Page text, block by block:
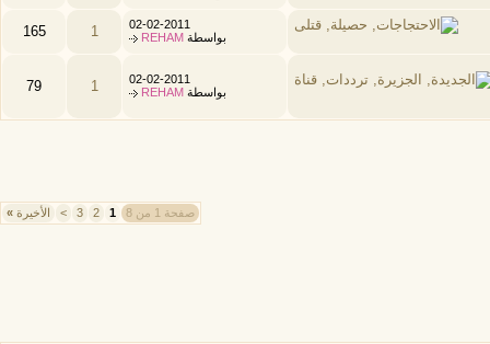
02-02-2011
بواسطة REHAM
1
165
02-02-2011
بواسطة REHAM
1
79
صفحة 1 من 8 1
2
3
> الأخيرة »